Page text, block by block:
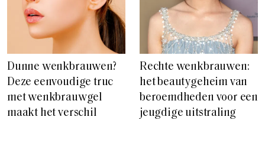
Dunne wenkbrauwen?
Deze eenvoudige truc
met wenkbrauwgel
maakt het verschil
Rechte wenkbrauwen:
het beautygeheim van
beroemdheden voor een
jeugdige uitstraling